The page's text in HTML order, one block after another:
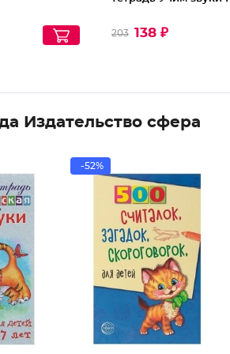
203 138 ₽
Издательство сфера
-52%